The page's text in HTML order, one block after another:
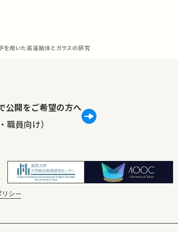
用いた高温融体とガラスの研究
公開をご希望の方へ
職員向け）
シー